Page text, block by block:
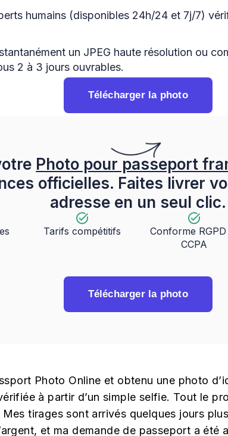
humains (disponibles 24h/24 et 7j/7)
un JPEG haute résolution ou
2 à 3 jours ouvrables.
Télécharger la photo
Photo pour passeport
officielles. Faites livrer
adresse en un seul clic.
Tarifs compétitifs
Conforme
CCPA
Télécharger la photo
Photo Online et obtenu une photo
à partir d’un simple selfie. Tout le
tirages sont arrivés quelques jours
et ma demande de passeport a été